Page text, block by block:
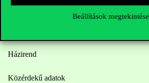
Beállítások megtekintése
Házirend
Közérdekű adatok